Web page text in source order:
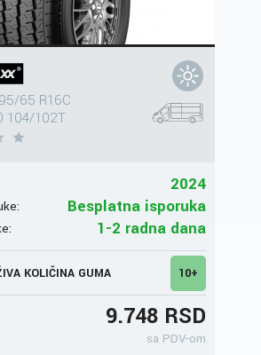
65 R16C
104/102T
2024
Besplatna isporuka
1-2 radna dana
KOLIČINA GUMA 10+
9.748 RSD
sa PDV-om